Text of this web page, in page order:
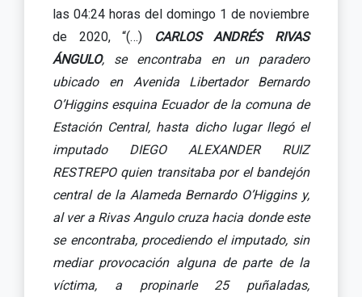
las 04:24 horas del domingo 1 de noviembre
de 2020, “(…)
CARLOS ANDRÉS RIVAS
ÁNGULO, se encontraba en un paradero
ubicado en Avenida Libertador Bernardo
O’Higgins esquina Ecuador de la comuna de
Estación Central, hasta dicho lugar llegó el
imputado DIEGO ALEXANDER RUIZ
RESTREPO quien transitaba por el bandejón
central de la Alameda Bernardo O’Higgins y,
al ver a Rivas Angulo cruza hacia donde este
se encontraba, procediendo el imputado, sin
mediar provocación alguna de parte de la
víctima, a propinarle 25 puñaladas,